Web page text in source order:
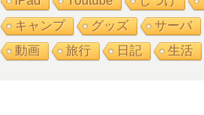
キャンプ
グッズ サーバ
動画
旅行 日記 生活